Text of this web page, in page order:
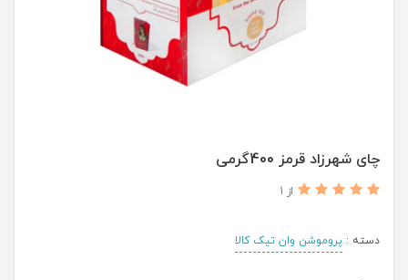
چای شهرزاد قرمز 400گرمی
از 1
دسته : پروموشن وان تیک کالا